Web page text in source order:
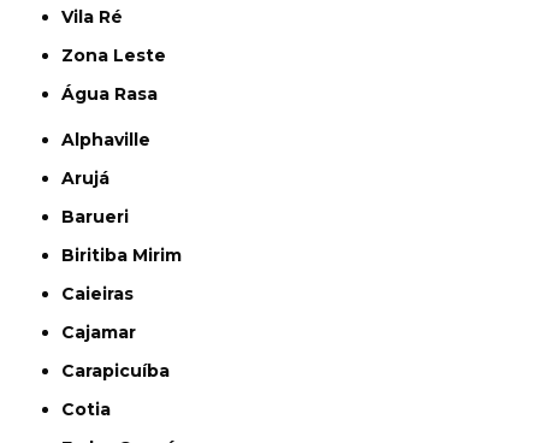
Vila Ré
Zona Leste
Água Rasa
Alphaville
Arujá
Barueri
Biritiba Mirim
Caieiras
Cajamar
Carapicuíba
Cotia